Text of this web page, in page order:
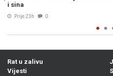
Rat u zalivu
Vijesti